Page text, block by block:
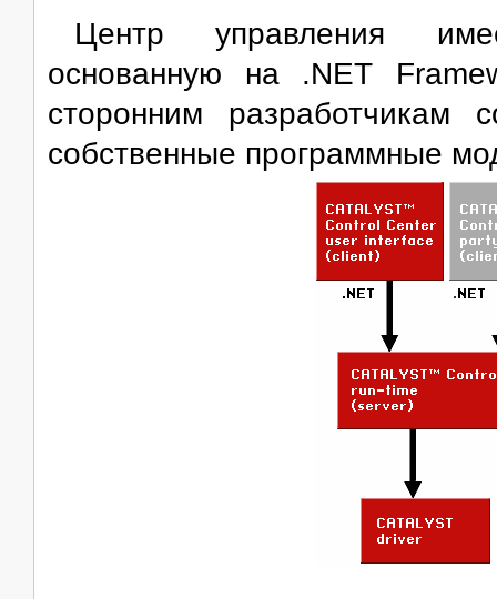
Центр управления
основанную на .NET
сторонним разработчикам
собственные программные